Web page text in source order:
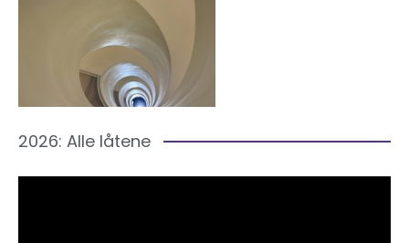
2026: Alle låtene